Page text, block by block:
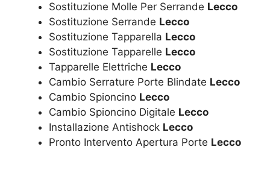
Sostituzione Molle Per Serrande Lecco
Sostituzione Serrande Lecco
Sostituzione Tapparella Lecco
Sostituzione Tapparelle Lecco
Tapparelle Elettriche Lecco
Cambio Serrature Porte Blindate Lecco
Cambio Spioncino Lecco
Cambio Spioncino Digitale Lecco
Installazione Antishock Lecco
Pronto Intervento Apertura Porte Lecco